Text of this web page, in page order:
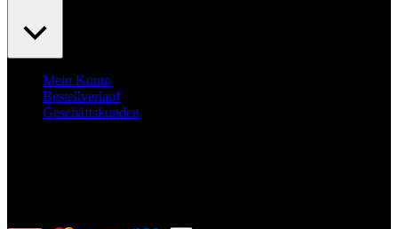
Mein Konto
Bestellverlauf
Geschäftskunden